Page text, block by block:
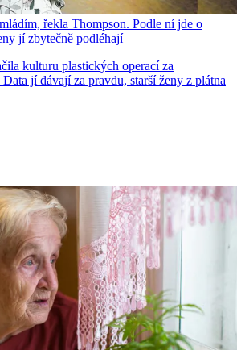
řekla Thompson. Podle ní jde o
jí zbytečně podléhají
kulturu plastických operací za
jí dávají za pravdu, starší ženy z plátna